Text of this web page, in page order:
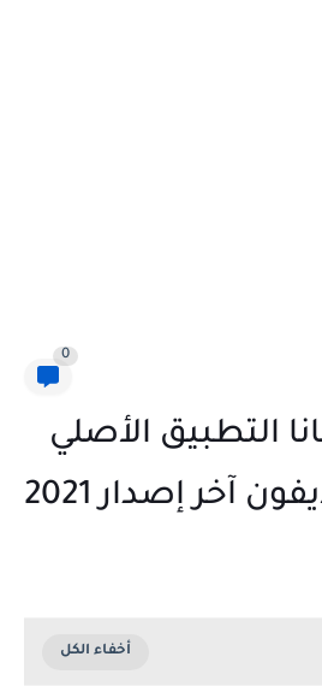
0
التطبيق الأصلي
آخر إصدار 2021